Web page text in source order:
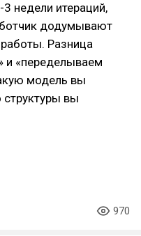
недели итераций,
додумывают
Разница
и «переделываем
модель вы
структуры вы
970